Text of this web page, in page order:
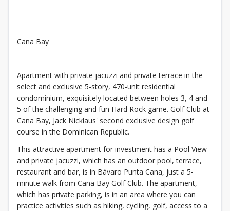
Cana Bay
Apartment with private jacuzzi and private terrace in the
select and exclusive 5-story, 470-unit residential
condominium, exquisitely located between holes 3, 4 and
5 of the challenging and fun Hard Rock game. Golf Club at
Cana Bay, Jack Nicklaus' second exclusive design golf
course in the Dominican Republic.
This attractive apartment for investment has a Pool View
and private jacuzzi, which has an outdoor pool, terrace,
restaurant and bar, is in Bávaro Punta Cana, just a 5-
minute walk from Cana Bay Golf Club. The apartment,
which has private parking, is in an area where you can
practice activities such as hiking, cycling, golf, access to a